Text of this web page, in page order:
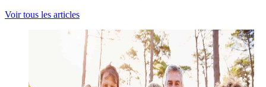
Voir tous les articles